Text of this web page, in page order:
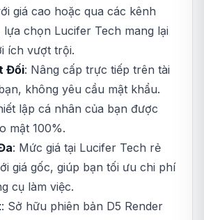
giá cao hoặc qua các kênh
chọn Lucifer Tech mang lại
ích vượt trội.
Đối: Nâng cấp trực tiếp trên tài
không yêu cầu mật khẩu.
lập cá nhân của bạn được
mật 100%.
: Mức giá tại Lucifer Tech rẻ
giá gốc, giúp bạn tối ưu chi phí
cụ làm việc.
: Sở hữu phiên bản D5 Render